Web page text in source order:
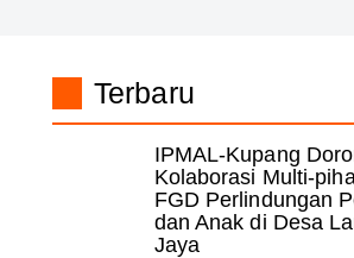
Terbaru
IPMAL-Kupang
Kolaborasi Multi-
FGD Perlindungan
dan Anak di Desa
Jaya